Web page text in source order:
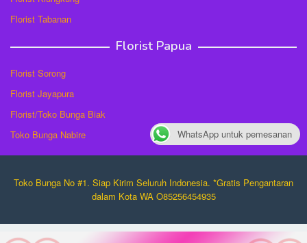
Florist Tabanan
Florist Papua
Florist Sorong
Florist Jayapura
Florist/Toko Bunga Biak
Toko Bunga Nabire
Toko Bunga No #1. Siap Kirim Seluruh Indonesia. *Gratis Pengantaran
dalam Kota WA O85256454935
WhatsApp untuk pemesanan